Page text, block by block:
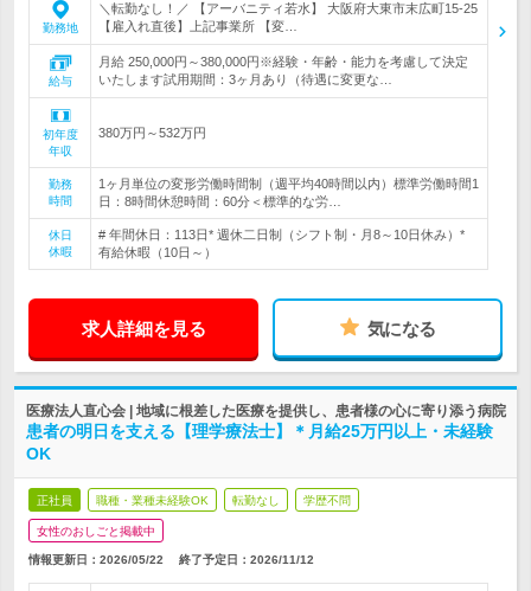
勤務地
＼転勤なし！／ 【アーバニティ若水】 大阪府大東市末広町15-25
【雇入れ直後】上記事業所 【変…
給与
月給 250,000円～380,000円※経験・年齢・能力を考慮して決定
いたします試用期間：3ヶ月あり（待遇に変更な…
初年度
年収
380万円～532万円
勤務
時間
1ヶ月単位の変形労働時間制（週平均40時間以内）標準労働時間1
日：8時間休憩時間：60分＜標準的な労…
休日
休暇
# 年間休日：113日* 週休二日制（シフト制・月8～10日休み）*
有給休暇（10日～）
求人詳細を見る 気になる
医療法人直心会 | 地域に根差した医療を提供し、患者様の心に寄り添う病院
患者の明日を支える【理学療法士】＊月給25万円以上・未経験
OK
正社員 職種・業種未経験OK 転勤なし 学歴不問
女性のおしごと掲載中
情報更新日：2026/05/22 終了予定日： 2026/11/12